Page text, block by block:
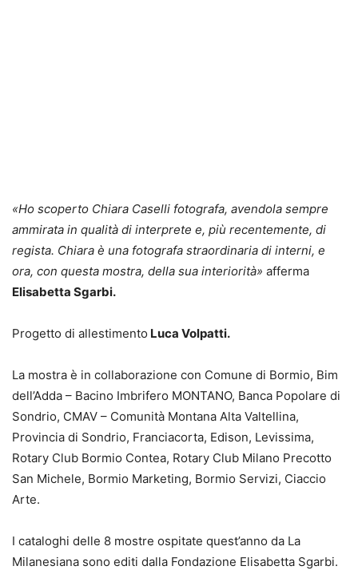
«Ho scoperto Chiara Caselli fotografa, avendola sempre
ammirata in qualità di interprete e, più recentemente, di
regista. Chiara è una fotografa straordinaria di interni, e
ora, con questa mostra, della sua interiorità» afferma
Elisabetta Sgarbi.
Progetto di allestimento Luca Volpatti.
La mostra è in collaborazione con Comune di Bormio, Bim
dell’Adda – Bacino Imbrifero MONTANO, Banca Popolare di
Sondrio, CMAV – Comunità Montana Alta Valtellina,
Provincia di Sondrio, Franciacorta, Edison, Levissima,
Rotary Club Bormio Contea, Rotary Club Milano Precotto
San Michele, Bormio Marketing, Bormio Servizi, Ciaccio
Arte.
I cataloghi delle 8 mostre ospitate quest’anno da La
Milanesiana sono editi dalla Fondazione Elisabetta Sgarbi.